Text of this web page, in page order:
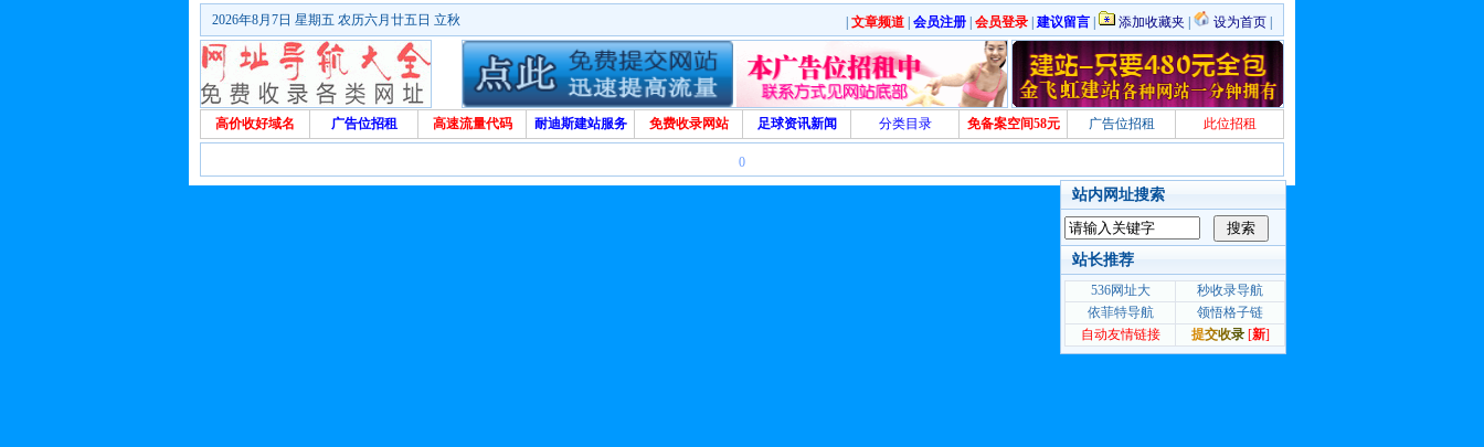
文章频道 会员注册 会员登录 建议留言 添加收藏夹 设为首页
2026年8月7日 星期五 农历六月廿五日 立秋
高价收好域名 广告位招租 高速流量代码 耐迪斯建站服务 免费收录网站 足球资讯新闻 分类目录 免备案空间58元 广告位招租 此位招租
0
站内网址搜索
站长推荐